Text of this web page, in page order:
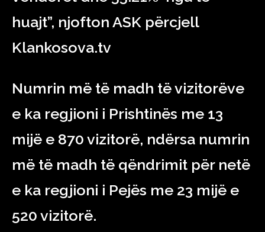
huajt”, njofton ASK përcjell
Klankosova.tv
Numrin më të madh të vizitorëve
e ka regjioni i Prishtinës me 13
mijë e 870 vizitorë, ndërsa numrin
më të madh të qëndrimit për netë
e ka regjioni i Pejës me 23 mijë e
520 vizitorë.